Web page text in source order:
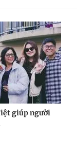
giúp người